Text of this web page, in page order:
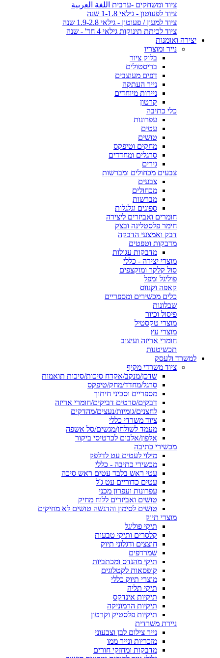
ציוד ומשחקים -ערבית اللغة العربية
ציוד לפעוטון - גילאי 1-1.8 שנה
ציוד למעון / פעוטון - גילאי 1.9-2.8 שנה
ציוד לכיתת תינוקות גילאי 4 חד' - שנה
יצירה ואומנות
נייר ומוצריו
בלוק ציור
בריסטולים
דפים מעוצבים
נייר העתקה
ניירות מיוחדים
קרטון
כלי כתיבה
עפרונות
עטים
טושים
מחקים וטיפקס
סרגלים ומחדדים
גירים
צבעים מכחולים ומברשות
צבעים
מכחולים
מברשות
ספוגים וגלגלות
חומרים ואביזרים ליצירה
חימר פלסטלינה ובצק
דבק ואמצעי הדבקה
מדבקות וטפטים
מדבקות עגולות
מוצרי יצירה - כללי
סול קלקר ומוקצפים
פוליגל ומפל
קאפה וקנווס
כלים מכשירים ומספריים
שבלונות
פיסול וכיור
מוצרי טקסטיל
מוצרי עץ
חומרי אריזה ועיצוב
תכשיטנות
למשרד ולעסק
ציוד משרדי מקיף
שדכן/מנקב/אקדח סיכות/סיכות תואמות
סרגל/מחדד/מחק/טיפקס
מספריים וסכיני חיתוך
דבקים/סרטים דביקים/חומרי אריזה
לחצנים/גומיות/נעצים/מהדקים
ציוד משרדי כללי
מעמד לשולחן/מגשים/סל אשפה
אלפון/אלבום לכרטיסי ביקור
מכשירי כתיבה
מילוי לעטים עט לדלפק
מכשירי כתיבה - כללי
עטי ראש בלבד עטים ראש סיכה
עטים כדוריים עט ג'ל
עפרונות ועפרון מכני
טושים ואביזרים ללוח מחיק
טושים לסימון והדגשה טושים לא מחיקים
מוצרי תיוק
תיקי פוליגל
קלסרים ותיקי טבעות
חוצצים ודגלוני תיוק
שמרדפים
תיקי מהנדס ומכתביות
קופסאות לקטלוגים
מוצרי תיוק כללי
תיקי תליה
תיקיות אינדקס
תיקיות הרמוניקה
תיקיות פלסטיק וקרטון
ניירת משרדית
נייר צילום לבן וצבעוני
מזכריות ונייר ממו
מדבקות ומחזקי חורים